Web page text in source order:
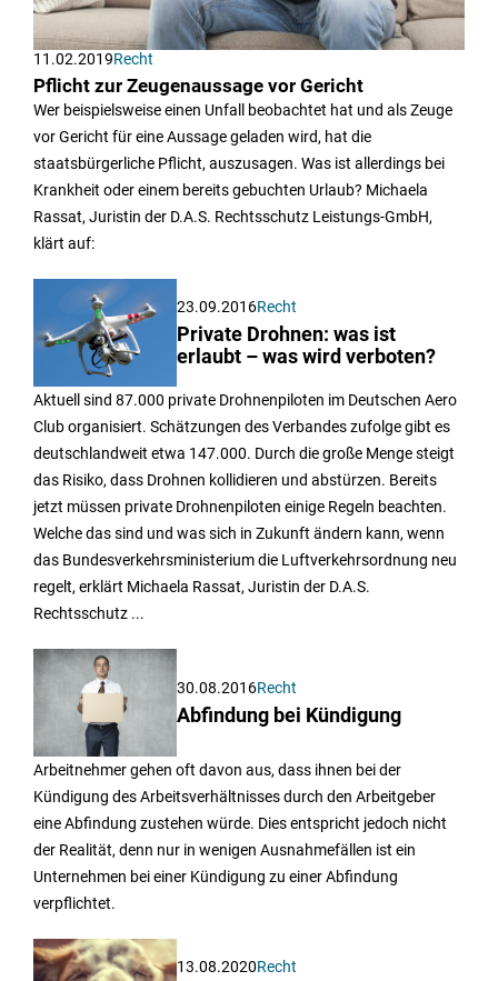
11.02.2019Recht
Pflicht zur Zeugenaussage vor Gericht
Wer beispielsweise einen Unfall beobachtet hat und als Zeuge
vor Gericht für eine Aussage geladen wird, hat die
staatsbürgerliche Pflicht, auszusagen. Was ist allerdings bei
Krankheit oder einem bereits gebuchten Urlaub? Michaela
Rassat, Juristin der D.A.S. Rechtsschutz Leistungs-GmbH,
klärt auf:
23.09.2016Recht
Private Drohnen: was ist
erlaubt – was wird verboten?
Aktuell sind 87.000 private Drohnenpiloten im Deutschen Aero
Club organisiert. Schätzungen des Verbandes zufolge gibt es
deutschlandweit etwa 147.000. Durch die große Menge steigt
das Risiko, dass Drohnen kollidieren und abstürzen. Bereits
jetzt müssen private Drohnenpiloten einige Regeln beachten.
Welche das sind und was sich in Zukunft ändern kann, wenn
das Bundesverkehrsministerium die Luftverkehrsordnung neu
regelt, erklärt Michaela Rassat, Juristin der D.A.S.
Rechtsschutz ...
30.08.2016Recht
Abfindung bei Kündigung
Arbeitnehmer gehen oft davon aus, dass ihnen bei der
Kündigung des Arbeitsverhältnisses durch den Arbeitgeber
eine Abfindung zustehen würde. Dies entspricht jedoch nicht
der Realität, denn nur in wenigen Ausnahmefällen ist ein
Unternehmen bei einer Kündigung zu einer Abfindung
verpflichtet.
13.08.2020Recht